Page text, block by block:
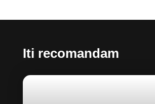
Iti recomandam